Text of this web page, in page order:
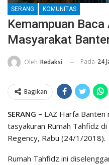
SERANG KOMUNITAS
Kemampuan Baca
Masyarakat
Oleh Redaksi Pada 24
Bagikan
SERANG – LAZ Harfa Banten
tasyakuran Rumah Tahfidz
Regency, Rabu (24/1/2018).
Rumah Tahfidz ini